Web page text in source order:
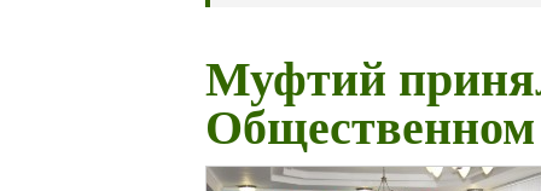
Муфтий